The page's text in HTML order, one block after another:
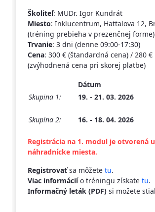
Školiteľ: MUDr. Igor Kundrát
Miesto: Inklucentrum, Hattalova 12,
(tréning prebieha v prezenčnej forme)
Trvanie: 3 dni (denne 09:00-17:30)
Cena: 300 € (štandardná cena) / 280 €
(zvýhodnená cena pri skorej platbe)
Dátum
Skupina 1:
19. - 21. 03. 2026
Skupina 2:
16. - 18. 04. 2026
Registrácia na 1. modul je otvorená
náhradnícke miesta.
Registrovaťsa môžete tu.
Viac informáciío tréningu získate tu.
Informačný leták (PDF) si možete